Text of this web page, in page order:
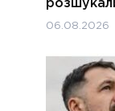
06.08.2026